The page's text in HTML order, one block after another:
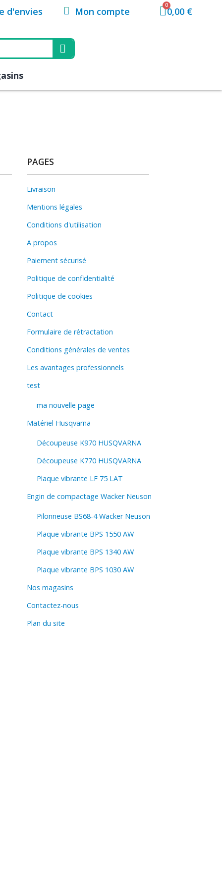
d'envies Mon compte 0,00 €
PAGES
Livraison
Mentions légales
Conditions d'utilisation
A propos
Paiement sécurisé
Politique de confidentialité
Politique de cookies
Contact
Formulaire de rétractation
Conditions générales de ventes
Les avantages professionnels
test
ma nouvelle page
Matériel Husqvarna
Découpeuse K970 HUSQVARNA
Découpeuse K770 HUSQVARNA
Plaque vibrante LF 75 LAT
Engin de compactage Wacker Neuson
Pilonneuse BS68-4 Wacker Neuson
Plaque vibrante BPS 1550 AW
Plaque vibrante BPS 1340 AW
Plaque vibrante BPS 1030 AW
Nos magasins
Contactez-nous
Plan du site